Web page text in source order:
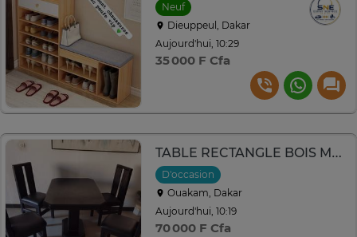
Neuf
Dieuppeul, Dakar
Aujourd'hui, 10:29
35 000 F Cfa
TABLE RECTANGLE BOIS MASSIF - x4 CHAISES
D'occasion
Ouakam, Dakar
Aujourd'hui, 10:19
70 000 F Cfa